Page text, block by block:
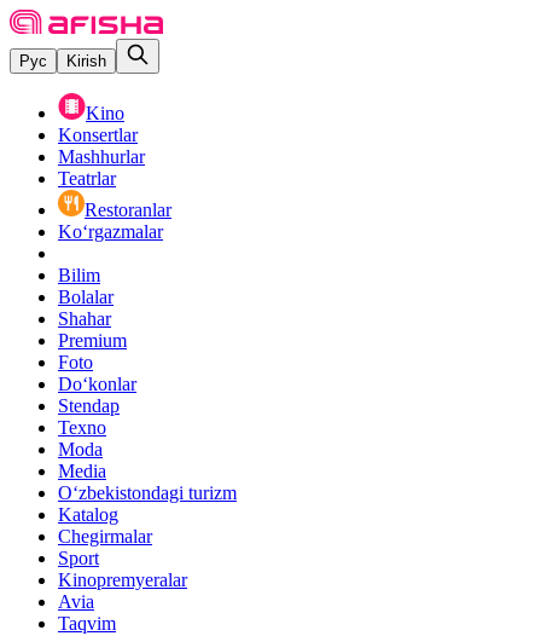
Рус Kirish
Kino
Konsertlar
Mashhurlar
Teatrlar
Restoranlar
Ko‘rgazmalar
Bilim
Bolalar
Shahar
Premium
Foto
Do‘konlar
Stendap
Texno
Moda
Media
O‘zbekistondagi turizm
Katalog
Chegirmalar
Sport
Kinopremyeralar
Avia
Taqvim